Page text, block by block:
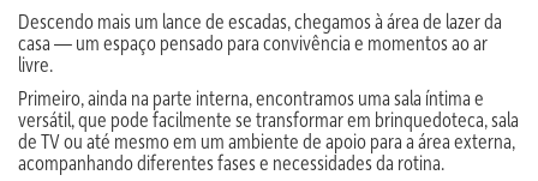
Descendo mais um lance de escadas, chegamos à área de lazer da
casa — um espaço pensado para convivência e momentos ao ar
livre.
Primeiro, ainda na parte interna, encontramos uma sala íntima e
versátil, que pode facilmente se transformar em brinquedoteca, sala
de TV ou até mesmo em um ambiente de apoio para a área externa,
acompanhando diferentes fases e necessidades da rotina.